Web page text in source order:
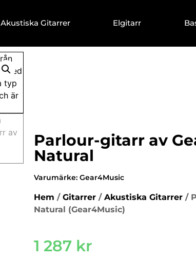
Akustiska Gitarrer Elgitarr
Parlour-gitarr av
Natural
Varumärke: Gear4Music
Hem / Gitarrer / Akustiska Gitarrer /
Natural (Gear4Music)
1 287 kr